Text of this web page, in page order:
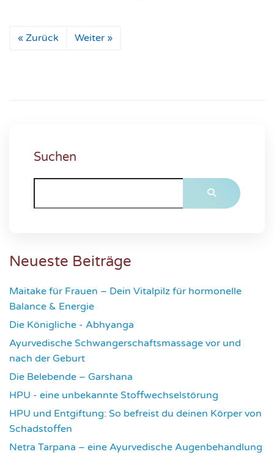
« Zurück Weiter »
Suchen
Neueste Beiträge
Maitake für Frauen – Dein Vitalpilz für hormonelle
Balance & Energie
Die Königliche - Abhyanga
Ayurvedische Schwangerschaftsmassage vor und
nach der Geburt
Die Belebende – Garshana
HPU - eine unbekannte Stoffwechselstörung
HPU und Entgiftung: So befreist du deinen Körper von
Schadstoffen
Netra Tarpana – eine Ayurvedische Augenbehandlung